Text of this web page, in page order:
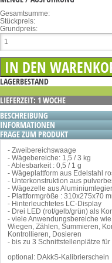
Gesamtsumme:
Stückpreis:
Grundpreis:
LAGERBESTAND
LIEFERZEIT: 1 WOCHE
BESCHREIBUNG
INFORMATIONEN
FRAGE ZUM PRODUKT
- Zweibereichswaage
- Wägebereiche: 1,5 / 3 kg
- Ablesbarkeit : 0,5 / 1 g
- Wägeplattform aus Edelstahl
- Unterkonstruktion aus
- Wägezelle aus
- Plattformgröße : 310x275x70
- Hinterleuchtetes LC-Display
- Drei LED (rot/gelb/grün) als
- viele Anwendungsbereiche
Wiegen, Zählen, Summieren,
Kontrollieren, Dosieren
- bis zu 3 Schnittstellenplätze
optional: DAkkS-Kalibrierschein